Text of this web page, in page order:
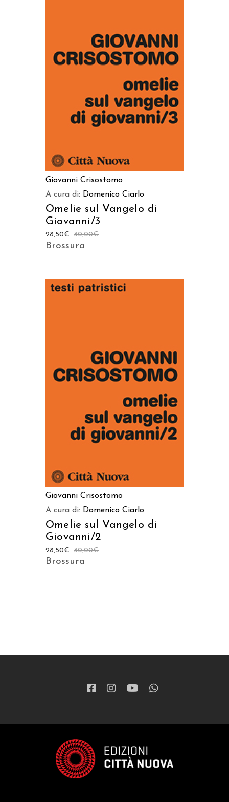
AGGIUNGI AL CARRELLO
Giovanni Crisostomo
A cura di: Domenico Ciarlo
Omelie sul Vangelo di
Giovanni/3
30,00€
28,50€
Brossura
AGGIUNGI AL CARRELLO
Giovanni Crisostomo
A cura di: Domenico Ciarlo
Omelie sul Vangelo di
Giovanni/2
30,00€
28,50€
Brossura